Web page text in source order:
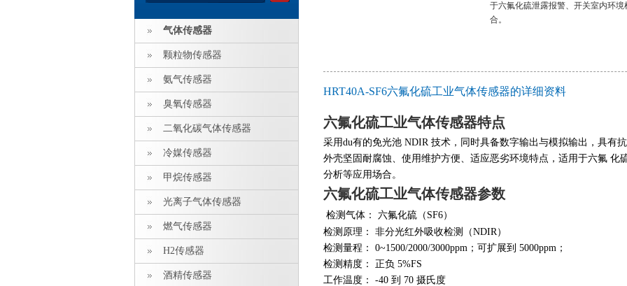
气体传感器
颗粒物传感器
氨气传感器
臭氧传感器
二氧化碳气体传感器
冷媒传感器
甲烷传感器
光离子气体传感器
燃气传感器
H2传感器
酒精传感器
于六氟化硫泄露报警、开关室内环
合。
HRT40A-SF6六氟化硫工业气体传感器的详细资料
六氟化硫工业气体传感器特点
采用du有的免光池 NDIR 技术，同时具备数字输出与模拟输出，具有
外壳坚固耐腐蚀、使用维护方便、适应恶劣环境特点，适用于六氟 化
分析等应用场合。
六氟化硫工业气体传感器参数
检测气体： 六氟化硫（ SF6）
检测原理： 非分光红外吸收检测（NDIR）
检测量程： 0~1500/2000/3000ppm ；可扩展到 5000ppm ；
检测精度： 正负 5%FS
工作温度： -40 到 70 摄氏度